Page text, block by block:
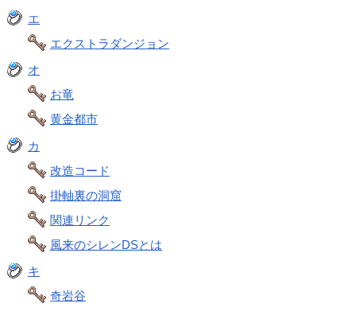
エ
エクストラダンジョン
オ
お竜
黄金都市
カ
改造コード
掛軸裏の洞窟
関連リンク
風来のシレンDSとは
キ
奇岩谷